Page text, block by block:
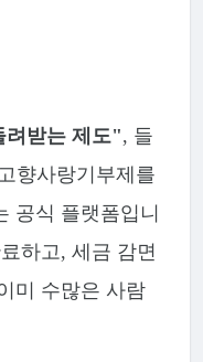
려받는 제도", 들
향사랑기부제를
공식 플랫폼입니
하고, 세금 감면
미 수많은 사람